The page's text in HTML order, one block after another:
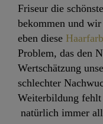
Friseur die
bekommen und
eben diese
Problem, das den
Wertschätzung
schlechter
Weiterbildung
natürlich immer